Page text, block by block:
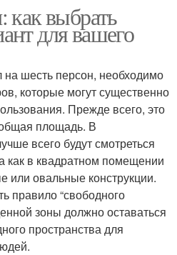
как выбрать
для вашего
шесть персон, необходимо
которые могут существенно
Прежде всего, это
площадь. В
всего будут смотреться
как в квадратном помещении
или овальные конструкции.
правило “свободного
зоны должно оставаться
пространства для